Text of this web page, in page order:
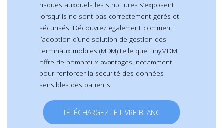
risques auxquels les structures s’exposent
lorsqu’ils ne sont pas correctement gérés et
sécurisés. Découvrez également comment
l’adoption d’une solution de gestion des
terminaux mobiles (MDM) telle que TinyMDM
offre de nombreux avantages, notamment
pour renforcer la sécurité des données
sensibles des patients.
TÉLÉCHARGEZ LE LIVRE BLANC